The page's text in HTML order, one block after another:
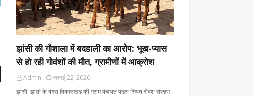
झांसी की गौशाला में बदहाली का आरोप: भूख-प्यास
से हो रही गोवंशों की मौत, ग्रामीणों में आक्रोश
Admin
जुलाई 22, 2026
झांसी: झांसी के बंगरा विकासखंड की ग्राम पंचायत पड़रा स्थित गोवंश संरक्षण